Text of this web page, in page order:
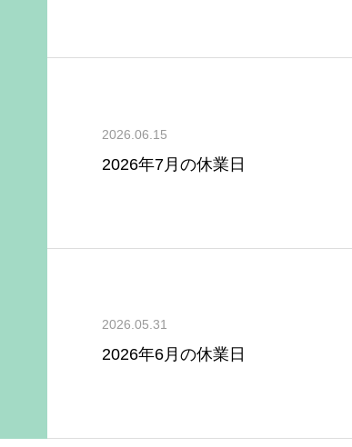
2026.06.15
2026年7月の休業日
2026.05.31
2026年6月の休業日